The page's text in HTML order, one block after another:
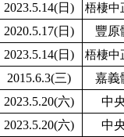
2023.5.14(日) 梧棲中
2020.5.17(日)
豐原
2023.5.14(日) 梧棲中
2015.6.3(三)
嘉義
2023.5.20(六)
中
2023.5.20(六) 中